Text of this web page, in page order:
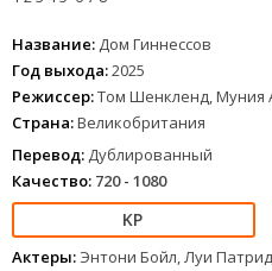
Название: Дом Гиннессов
Год выхода:2025
Режиссер:Том Шенкленд, Муния
Страна:Великобритания
Перевод: Дублированный
Качество: 720 - 1080
Актеры: Энтони Бойл, Луи